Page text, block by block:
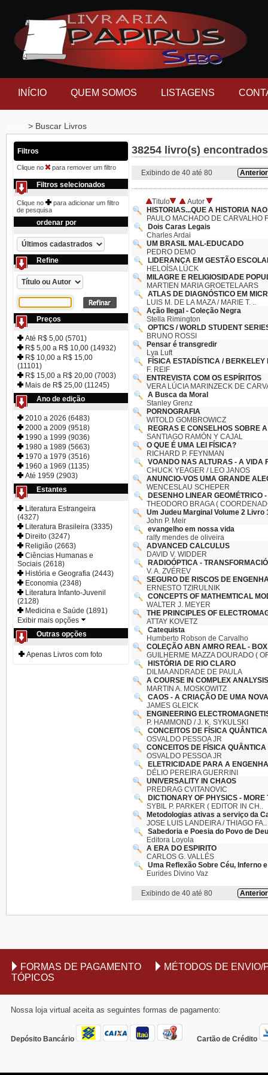
INÍCIO QUEM SOMOS LISTAGENS
> Buscar Livros
Filtros
Clique no para remover um filtro
Filtros selecionados
Clique no
para adicionar um filtro
de pesquisa
ordenar por
Refine
Preços
Até R$ 5,00 (5701)
R$ 5,00 a R$ 10,00 (14932)
R$ 10,00 a R$ 15,00
(11101)
R$ 15,00 a R$ 20,00 (7003)
Mais de R$ 25,00 (11245)
Ano de edição
2010 a 2026 (6483)
2000 a 2009 (9518)
1990 a 1999 (9036)
1980 a 1989 (5663)
1970 a 1979 (3516)
1960 a 1969 (1135)
Até 1959 (2903)
Estantes
Literatura Estrangeira
(4327)
Literatura Brasileira (3335)
Direito (3247)
Religião (2663)
Ciências Humanas e
Sociais (2618)
História e Geografia (2443)
Economia (2348)
Literatura Infanto-Juvenil
(2128)
Medicina e Saúde (1891)
Exibir mais opções
Outras opções
Apenas Livros com foto
38254 livro(s)
Exibindo de 40 até 80 Anterior
Titulo
Autor
HISTORIAS...QUE A HISTORIA
PAULO MACHADO DE CARVALHO
Dois Caras Legais
Charles Ardai
UM BRASIL MAL-EDUCADO
PEDRO DEMO
LIDERANÇA EM GESTÃO
HELOÍSA LÜCK
MILAGRE E RELIGIOSIDADE
MARTIEN MARIA GROETELAARS
ATLAS DE DIAGNÓSTICO EM
LUIS M. DE LA MAZA / MARIE T. ..
Ação Ilegal - Coleção Negra
Stella Rimington
OPTICS / WORLD STUDENT
BRUNO ROSSI
Pensar é transgredir
Lya Luft
FÍSICA ESTADÍSTICA / BERKELEY
F. REIF
ENTREVISTA COM OS ESPÍRITOS
VERA LÚCIA MARINZECK DE
A Busca da Moral
Stanley Grenz
PORNOGRAFIA
WITOLD GOMBROWICZ
REGRAS E CONSELHOS SOBRE
SANTIAGO RAMÓN Y CAJAL
O QUE É UMA LEI FÍSICA?
RICHARD P. FEYNMAN
VOANDO NAS ALTURAS - A VIDA
CHUCK YEAGER / LEO JANOS
ANUNCIO-VOS UMA GRANDE
WENCESLAU SCHEPER
DESENHO LINEAR GEOMÉTRICO
THEODORO BRAGA (
Um Judeu Marginal Volume 2 Livro
John P. Meir
evangelho em nossa vida
ralfy mendes de oliveira
ADVANCED CALCULUS
DAVID V. WIDDER
RADIOÓPTICA -
V. A. ZVÉREV
SEGURO DE RISCOS DE
ERNESTO TZIRULNIK
CONCEPTS OF MATHEMTICAL
WALTER J. MEYER
THE PRINCIPLES OF
ATTAY KOVETZ
Catequista
Humberto Robson de Carvalho
COLEÇÃO ABN AMRO REAL -
GUILHERME MAZZA DOURADO (
HISTÓRIA DE RIO CLARO
DILMA ANDRADE DE PAULA
A COURSE IN COMPLEX
MARTIN A. MOSKOWITZ
CAOS - A CRIAÇÃO DE UMA
JAMES GLEICK
ENGINEERING
P. HAMMOND / J. K. SYKULSKI
CONCEITOS DE FÍSICA
OSVALDO PESSOA JR
CONCEITOS DE FÍSICA QUÂNTICA
OSVALDO PESSOA JR
ELETRICIDADE PARA A
DÉLIO PEREIRA GUERRINI
UNIVERSALITY IN CHAOS
PREDRAG CVITANOVIC
DICTIONARY OF PHYSICS - MORE
SYBIL P. PARKER ( EDITOR IN CH..
Metodologias ativas a serviço da
JOSE LUIS LANDEIRA / THIAGO FA..
Sabedoria e Poesia do Povo de
Editora Loyola
A ERA DO ESPIRITO
CARLOS G. VALLÉS
Uma Reflexão Sobre Céu, Inferno
Eurides Divino Vaz
Exibindo de 40 até 80 Anterior
FORMAS DE PAGAMENTO
MÉTODOS DE
TÓPICOS
Nossa loja virtual aceita as seguintes formas de pagamento:
Depósito Bancário Cartão de Crédito